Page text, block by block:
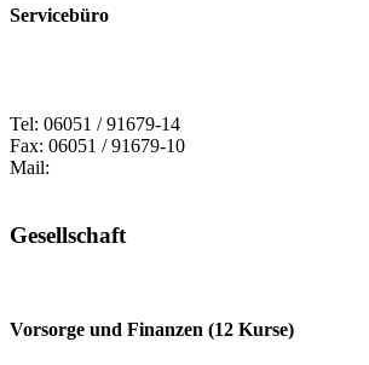
Servicebüro
Tel: 06051 / 91679-14
Fax: 06051 / 91679-10
Mail:
Gesellschaft
Vorsorge und Finanzen (12 Kurse)